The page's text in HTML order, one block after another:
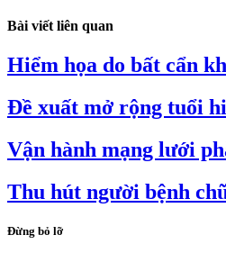
Bài viết liên quan
Hiểm họa do bất cẩn
Đề xuất mở rộng tuổi
Vận hành mạng lưới
Thu hút người bệnh
Đừng bỏ lỡ